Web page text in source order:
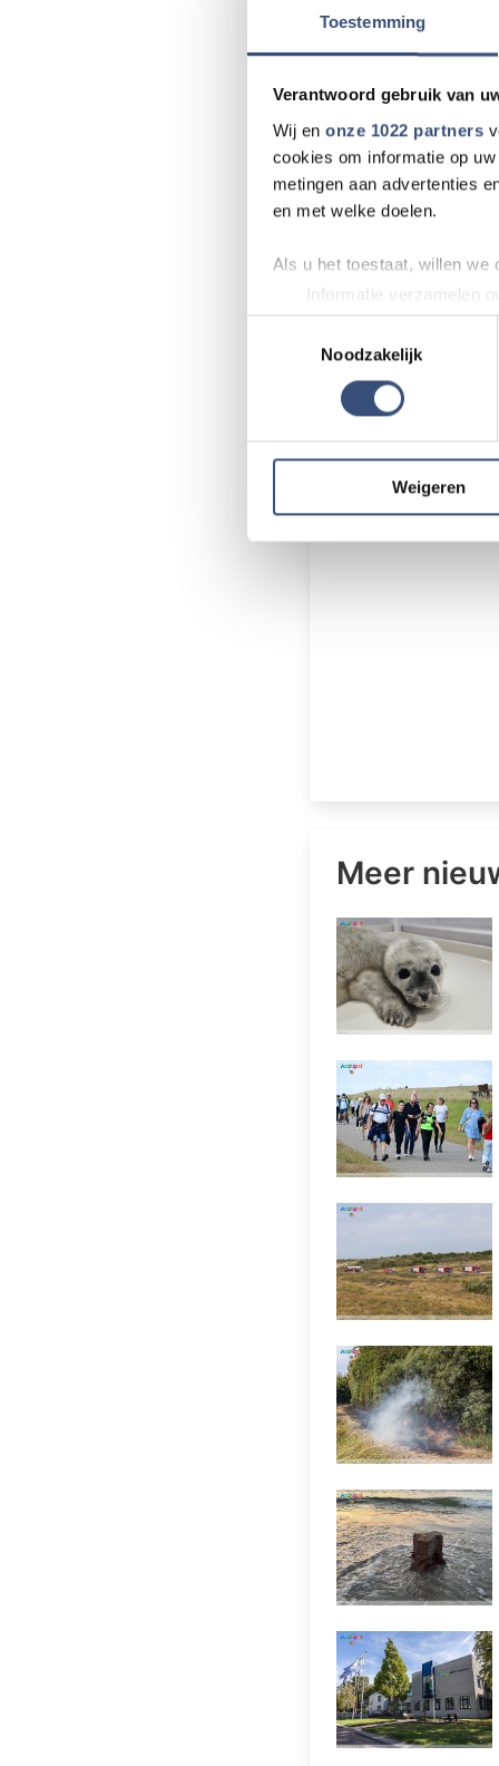
Toestemming
Verantwoord gebruik van
Wij en onze 1022 partners
cookies om informatie op
metingen aan advertenties
en met welke doelen.
Als u het toestaat, willen we
Informatie verzamelen
Uw apparaat
Lees meer over hoe uw
toestemming op elk
websiteverkeer te
media, adverteren en
verstrekt of die ze hebben
Noodzakelijk
Weigeren
Heb je
📧 Mail naar
📞 Bel naar
💬 Stuur een
Foutje gezien
Zie je een fout
Door
Meer